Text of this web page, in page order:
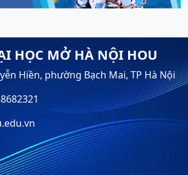
HỌC MỞ HÀ NỘI HOU
Hiền, phường Bạch Mai, TP Hà Nội